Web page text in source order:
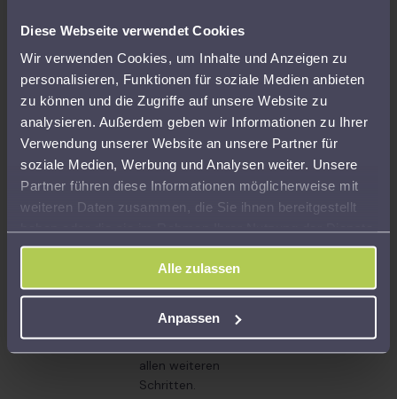
Diese Webseite verwendet Cookies
Wir verwenden Cookies, um Inhalte und Anzeigen zu
personalisieren, Funktionen für soziale Medien anbieten
zu können und die Zugriffe auf unsere Website zu
analysieren. Außerdem geben wir Informationen zu Ihrer
Verwendung unserer Website an unsere Partner für
soziale Medien, Werbung und Analysen weiter. Unsere
Partner führen diese Informationen möglicherweise mit
weiteren Daten zusammen, die Sie ihnen bereitgestellt
haben oder die sie im Rahmen Ihrer Nutzung der Dienste
gesammelt haben.
Alle zulassen
Anpassen
bereits mit dem jährlichen Mitgliedsbeitrag sowie der
einmaligen Aufnahmegebühr abgegolten – versteckte oder
zusätzliche Beratungskosten entstehen nicht. Die Aufsicht
über den Verein erfolgt durch die zuständige
Oberfinanzbehörde.
Steuererklärung &
Wir erstellen Ihre
Einkommensteuerer
klärung vollständig,
übernehmen den
dem Finanzamt und
Auch nach der
Unsere
Unterstützung
endet nicht mit der
Abgabe Ihrer
Steuererklärung. Wir
prüfen Bescheide,
Rückfragen und
allen weiteren
Schritten.
Persönlich statt
Keine Hotline, keine
Software und keine
Standardlösungen.
Bei uns erhalten Sie
Beratung durch